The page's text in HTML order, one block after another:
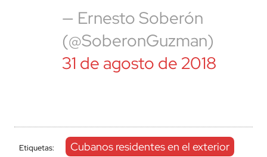
— Ernesto Soberón
(@SoberonGuzman)
31 de agosto de 2018
Etiquetas: Cubanos residentes en el exterior